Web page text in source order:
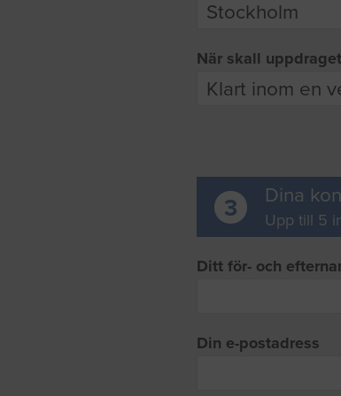
När skall
3 Dina
Upp till 5
Ditt för- och
Din e-postadress